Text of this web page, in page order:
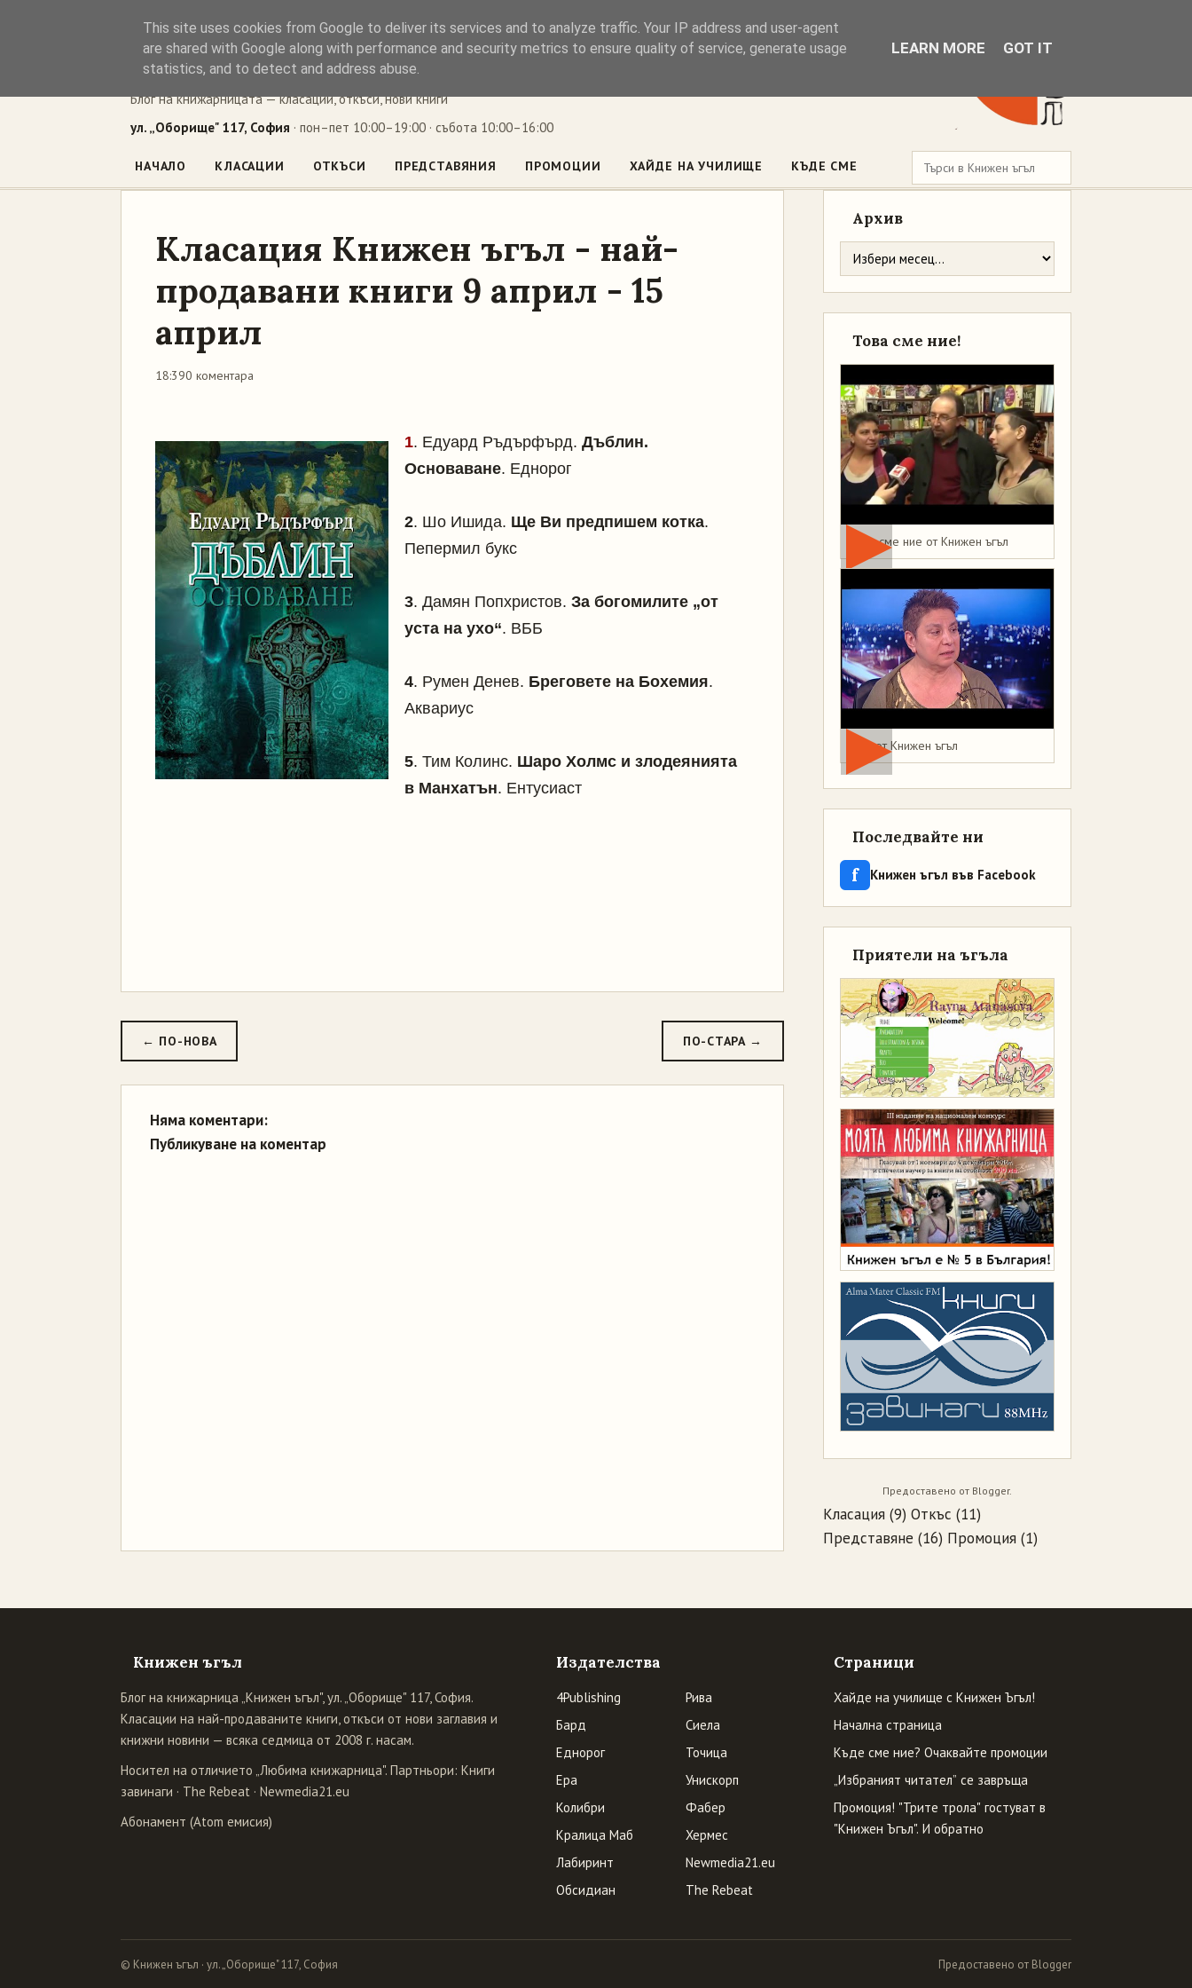
Книжен ъгъл
Блог на книжарницата — класации, откъси, нови книги
ул. „Оборище" 117, София · пон–пет 10:00–19:00 · събота 10:00–16:00
НАЧАЛО КЛАСАЦИИ ОТКЪСИ ПРЕДСТАВЯНИЯ ПРОМОЦИИ ХАЙДЕ НА УЧИЛИЩЕ КЪДЕ СМЕ
Класация Книжен ъгъл - най-
продавани книги 9 април - 15
април
18:390 коментара
1. Едуард Ръдърфърд. Дъблин.
Основаване. Еднорог
2. Шо Ишида. Ще Ви предпишем котка.
Пепермил букс
3. Дамян Попхристов. За богомилите „от
уста на ухо“. ВББ
4. Румен Денев. Бреговете на Бохемия.
Аквариус
5. Тим Колинс. Шаро Холмс и злодеянията
в Манхатън. Ентусиаст
← ПО-НОВА ПО-СТАРА →
Няма коментари:
Публикуване на коментар
Архив
Това сме ние!
Това сме ние от Книжен ъгъл
Мая от Книжен ъгъл
Последвайте ни
f Книжен ъгъл във Facebook
Приятели на ъгъла
Предоставено от Blogger.
Класация (9) Откъс (11)
Представяне (16) Промоция (1)
Книжен ъгъл
Блог на книжарница „Книжен ъгъл", ул. „Оборище" 117, София.
Класации на най-продаваните книги, откъси от нови заглавия и
книжни новини — всяка седмица от 2008 г. насам.
Носител на отличието „Любима книжарница". Партньори: Книги
завинаги · The Rebeat · Newmedia21.eu
Абонамент (Atom емисия)
Издателства
4Publishing
Бард
Еднорог
Ера
Колибри
Кралица Маб
Лабиринт
Обсидиан
Рива
Сиела
Точица
Унискорп
Фабер
Хермес
Newmedia21.eu
The Rebeat
Страници
Хайде на училище с Книжен Ъгъл!
Начална страница
Къде сме ние? Очаквайте промоции
„Избраният читател” се завръща
Промоция! "Трите трола" гостуват в
"Книжен Ъгъл". И обратно
© Книжен ъгъл · ул. „Оборище" 117, София Предоставено от Blogger
This site uses cookies from Google to deliver its services and to analyze traffic. Your IP address and user-agent
are shared with Google along with performance and security metrics to ensure quality of service, generate usage
statistics, and to detect and address abuse.
LEARN MORE GOT IT